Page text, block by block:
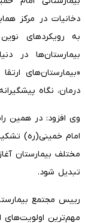
دخانیات در مرکز
به رویکردهای
بیمارستان‌ها در
«بیمارستان‌های
درمان، نگاه
وی افزود: در همین
امام خمینی(ره)
مختلف بیمارستان
تبدیل شود.
رییس مجتمع
مهم‌ترین